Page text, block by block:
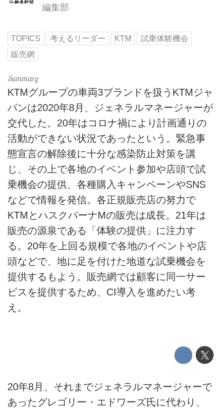
編集部
TOPICS 考えるリーダー KTM
試乗体験機会
販売網
KTMグループの車両3ブランドを扱うKTMジャ
パンは2020年8月、ジェネラルマネージャーが
交代した。20年はコロナ禍により計画通りの
活動ができない状況であったという。緊急事
態宣言の解除後に十分な感染防止対策を講
じ、その上で各地のイベント参加や店頭で試
乗機会の提供、各種購入キャンペーンやSNS
などで情報を発信。各正規販売店の努力で
KTMとハスクバーナMの販売は成長。21年は
販売の源泉である「体験の提供」に注力す
る。20年を上回る規模で各地のイベントや店
頭などで、地に足を付けた地道な試乗機会を
提供するもよう。販売網では顧客に同一サー
ビスを提供するため、CI導入を進めたい考
え。
20年8月、それまでジェネラルマネージャーで
あったグレゴリー・エドワーズ氏に代わり、